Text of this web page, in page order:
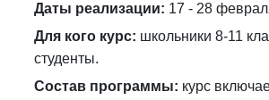
Даты реализации: 17 - 28
Для кого курс: школьники 8-11
студенты.
Состав программы: курс